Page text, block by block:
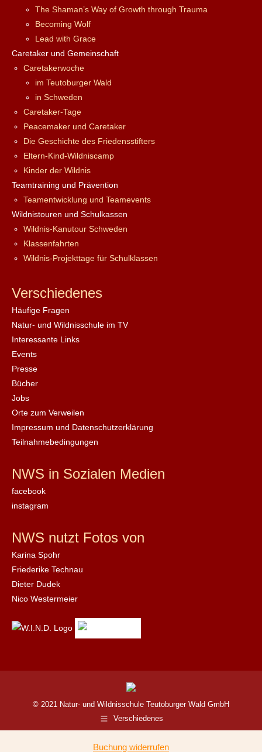
The Shaman’s Way of Growth through Trauma
Becoming Wolf
Lead with Grace
Caretaker und Gemeinschaft
Caretakerwoche
im Teutoburger Wald
in Schweden
Caretaker-Tage
Peacemaker und Caretaker
Die Geschichte des Friedensstifters
Eltern-Kind-Wildniscamp
Kinder der Wildnis
Teamtraining und Prävention
Teamentwicklung und Teamevents
Wildnistouren und Schulkassen
Wildnis-Kanutour Schweden
Klassenfahrten
Wildnis-Projekttage für Schulklassen
Verschiedenes
Häufige Fragen
Natur- und Wildnisschule im TV
Interessante Links
Events
Presse
Bücher
Jobs
Orte zum Verweilen
Impressum und Datenschutzerklärung
Teilnahmebedingungen
NWS in Sozialen Medien
facebook
instagram
NWS nutzt Fotos von
Karina Spohr
Friederike Technau
Dieter Dudek
Nico Westermeier
© 2021 Natur- und Wildnisschule Teutoburger Wald GmbH
Verschiedenes
Buchung widerrufen